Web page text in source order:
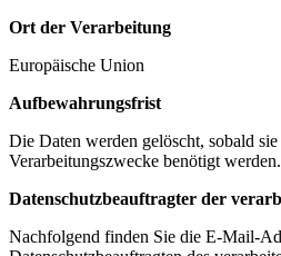
Ort der Verarbeitung
Europäische Union
Aufbewahrungsfrist
Die Daten werden gelöscht, sobald
Verarbeitungszwecke benötigt werden.
Datenschutzbeauftragter der
Nachfolgend finden Sie die E-Mail-